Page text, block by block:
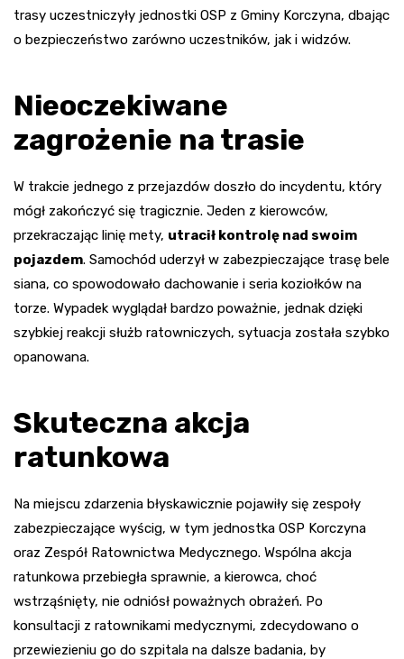
trasy uczestniczyły jednostki OSP z Gminy Korczyna, dbając
o bezpieczeństwo zarówno uczestników, jak i widzów.
Nieoczekiwane
zagrożenie na trasie
W trakcie jednego z przejazdów doszło do incydentu, który
mógł zakończyć się tragicznie. Jeden z kierowców,
przekraczając linię mety, utracił kontrolę nad swoim
pojazdem. Samochód uderzył w zabezpieczające trasę bele
siana, co spowodowało dachowanie i seria koziołków na
torze. Wypadek wyglądał bardzo poważnie, jednak dzięki
szybkiej reakcji służb ratowniczych, sytuacja została szybko
opanowana.
Skuteczna akcja
ratunkowa
Na miejscu zdarzenia błyskawicznie pojawiły się zespoły
zabezpieczające wyścig, w tym jednostka OSP Korczyna
oraz Zespół Ratownictwa Medycznego. Wspólna akcja
ratunkowa przebiegła sprawnie, a kierowca, choć
wstrząśnięty, nie odniósł poważnych obrażeń. Po
konsultacji z ratownikami medycznymi, zdecydowano o
przewiezieniu go do szpitala na dalsze badania, by